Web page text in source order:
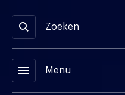
Zoeken
menu Menu